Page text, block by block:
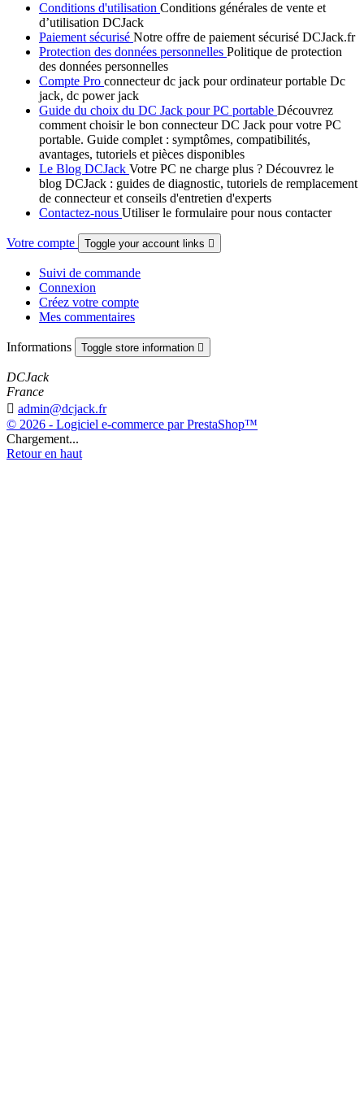
Conditions d'utilisation Conditions générales de vente et
d’utilisation DCJack
Paiement sécurisé Notre offre de paiement sécurisé DCJack.fr
Protection des données personnelles Politique de protection
des données personnelles
Compte Pro connecteur dc jack pour ordinateur portable Dc
jack, dc power jack
Guide du choix du DC Jack pour PC portable Découvrez
comment choisir le bon connecteur DC Jack pour votre PC
portable. Guide complet : symptômes, compatibilités,
avantages, tutoriels et pièces disponibles
Le Blog DCJack Votre PC ne charge plus ? Découvrez le
blog DCJack : guides de diagnostic, tutoriels de remplacement
de connecteur et conseils d'entretien d'experts
Contactez-nous Utiliser le formulaire pour nous contacter
Votre compte Toggle your account links 
Suivi de commande
Connexion
Créez votre compte
Mes commentaires
Informations Toggle store information 
DCJack
France
 admin@dcjack.fr
© 2026 - Logiciel e-commerce par PrestaShop™
Chargement...
Retour en haut